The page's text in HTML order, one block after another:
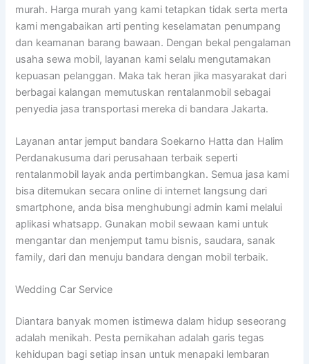
murah. Harga murah yang kami tetapkan tidak serta merta
kami mengabaikan arti penting keselamatan penumpang
dan keamanan barang bawaan. Dengan bekal pengalaman
usaha sewa mobil, layanan kami selalu mengutamakan
kepuasan pelanggan. Maka tak heran jika masyarakat dari
berbagai kalangan memutuskan rentalanmobil sebagai
penyedia jasa transportasi mereka di bandara Jakarta.
Layanan antar jemput bandara Soekarno Hatta dan Halim
Perdanakusuma dari perusahaan terbaik seperti
rentalanmobil layak anda pertimbangkan. Semua jasa kami
bisa ditemukan secara online di internet langsung dari
smartphone, anda bisa menghubungi admin kami melalui
aplikasi whatsapp. Gunakan mobil sewaan kami untuk
mengantar dan menjemput tamu bisnis, saudara, sanak
family, dari dan menuju bandara dengan mobil terbaik.
Wedding Car Service
Diantara banyak momen istimewa dalam hidup seseorang
adalah menikah. Pesta pernikahan adalah garis tegas
kehidupan bagi setiap insan untuk menapaki lembaran